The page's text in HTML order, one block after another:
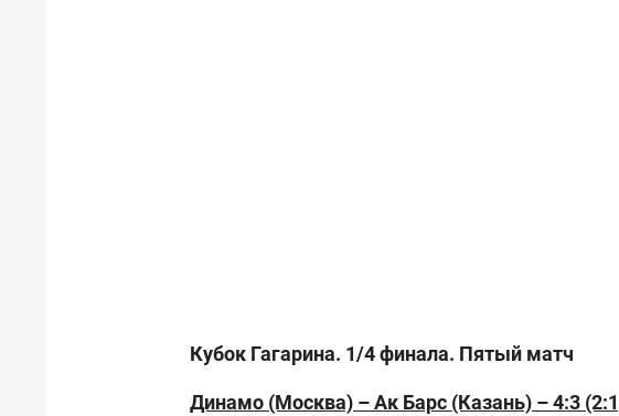
Кубок Гагарина. 1/4 финала. Пятый матч
Динамо (Москва) – Ак Барс (Казань) –4:3